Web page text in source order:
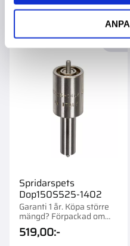
Spridarspets
Dop150S525-1402
Garanti 1 år. Köpa större
mängd? Förpackad om
1/12 st.
519,00:-